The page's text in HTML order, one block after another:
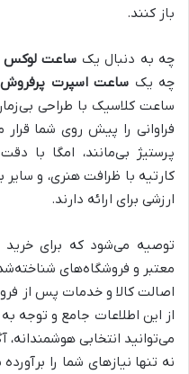
باز کنند.
چه به دنبال یک ساعت لوکس
چه یک ساعت اسپرت پرفروش
ساعت کلاسیک با طراحی
فراوانی را پیش روی شما
پرستیژ بی‌مانند، امگا با
کارتیه با ظرافت هنری، و سایر
ارزشی برای ارائه دارند.
توصیه می‌شود که برای خرید
معتبر و فروشگاه‌های
اصالت کالا و خدمات پس از
از این اطلاعات جامع و توجه
می‌توانید انتخابی
نه تنها نیازهای شما را